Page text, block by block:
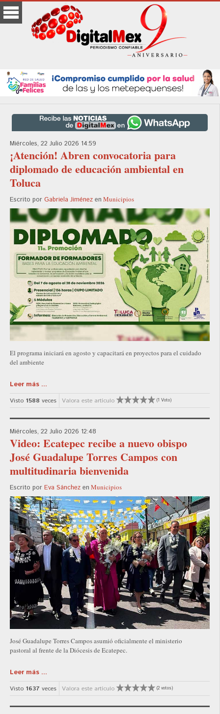
Miércoles, 22 Julio 2026 14:59
¡Atención! Abren convocatoria para
diplomado de educación ambiental en
Toluca
Escrito por Gabriela Jiménez en Municipios
El programa iniciará en agosto y capacitará en proyectos para el cuidado
del ambiente
Leer más ...
Visto 1588 veces Valora este artículo (1 Voto)
Miércoles, 22 Julio 2026 12:48
Video: Ecatepec recibe a nuevo obispo
José Guadalupe Torres Campos con
multitudinaria bienvenida
Escrito por Eva Sánchez en Municipios
José Guadalupe Torres Campos asumió oficialmente el ministerio
pastoral al frente de la Diócesis de Ecatepec.
Leer más ...
Visto 1637 veces Valora este artículo (2 votos)